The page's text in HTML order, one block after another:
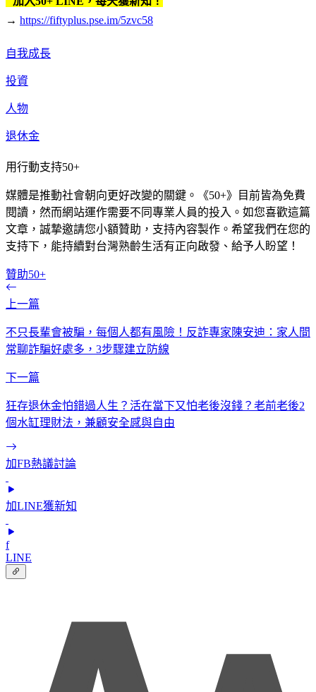
→ https://fiftyplus.pse.im/5zvc58
自我成長
投資
人物
退休金
用行動支持50+
媒體是推動社會朝向更好改變的關鍵。《50+》目前皆為免費
閱讀，然而網站運作需要不同專業人員的投入。如您喜歡這篇
文章，誠摯邀請您小額贊助，支持內容製作。希望我們在您的
支持下，能持續對台灣熟齡生活有正向啟發、給予人盼望！
贊助50+
上一篇
不只長輩會被騙，每個人都有風險！反詐專家陳安迪：家人間
常聊詐騙好處多，3步驟建立防線
下一篇
狂存退休金怕錯過人生？活在當下又怕老後沒錢？老前老後2
個水缸理財法，兼顧安全感與自由
加FB熱議討論
加LINE獲新知
f
LINE